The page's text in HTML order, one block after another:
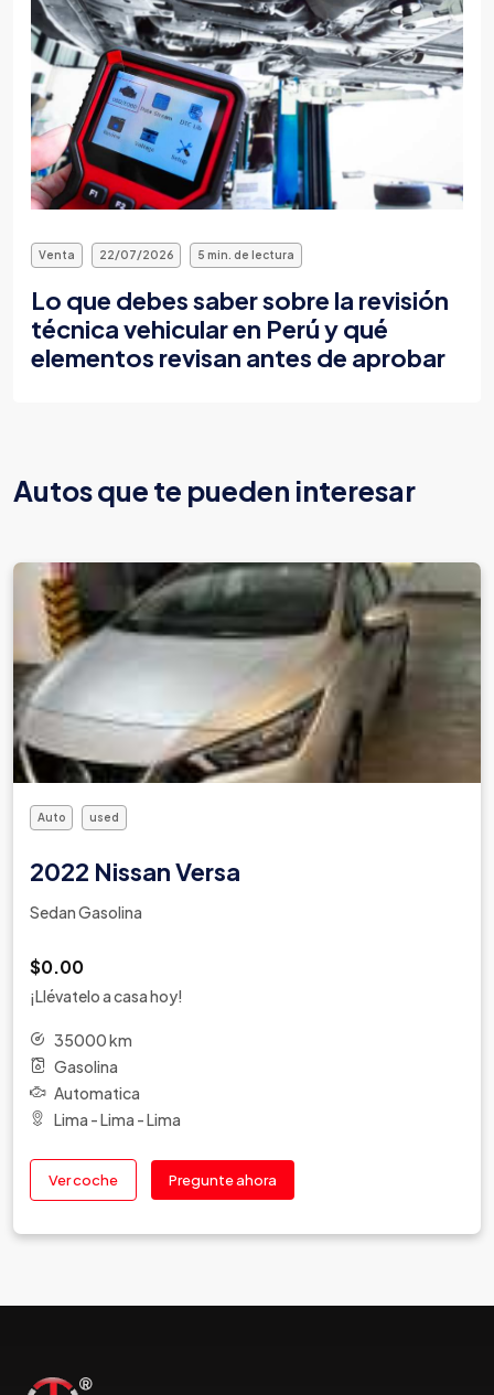
Venta 22/07/2026 5 min. de lectura
Todo sobre la tarjeta de propiedad
vehicular y cómo obtenerla en línea al
comprar un auto en Perú
Autos que te pueden interesar
Auto used
2012 Peugeot 207
Hatchback Gasolina
$5,000.00
¡Llévatelo a casa hoy!
1098 km
Gasolina
Mecanica
Arequipa - Arequipa - Cerro Colorado
Ver coche Pregunte ahora